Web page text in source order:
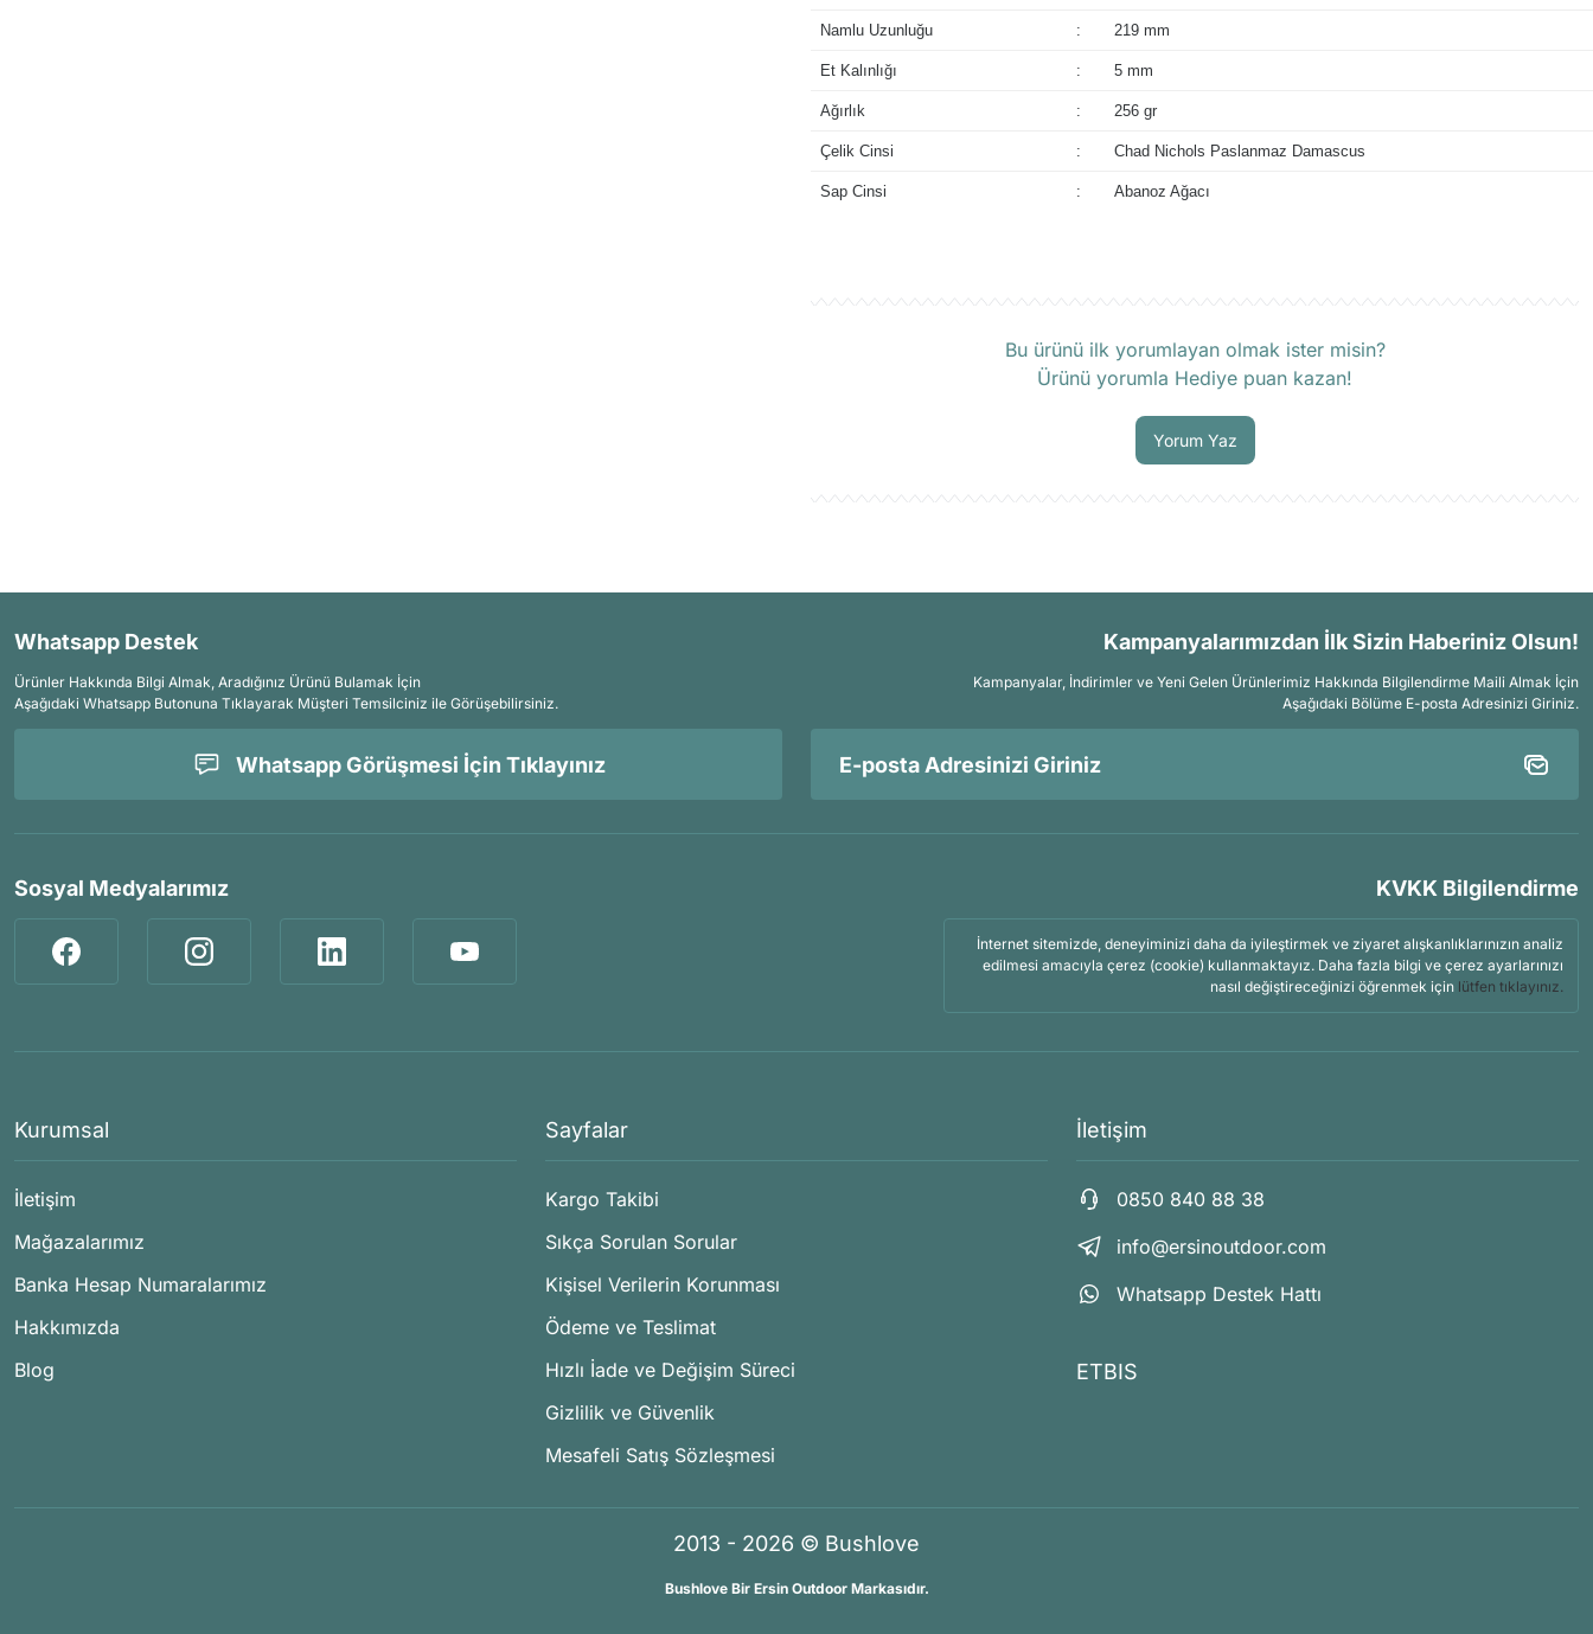
Namlu Uzunluğu : 219 mm
Et Kalınlığı : 5 mm
Ağırlık : 256 gr
Çelik Cinsi : Chad Nichols Paslanmaz Damascus
Sap Cinsi : Abanoz Ağacı
Bu ürünü ilk yorumlayan olmak ister misin?
Ürünü yorumla Hediye puan kazan!
Yorum Yaz
Whatsapp Destek
Ürünler Hakkında Bilgi Almak, Aradığınız Ürünü Bulamak İçin
Aşağıdaki Whatsapp Butonuna Tıklayarak Müşteri Temsilciniz ile Görüşebilirsiniz.
Whatsapp Görüşmesi İçin Tıklayınız
Kampanyalarımızdan İlk Sizin Haberiniz Olsun!
Kampanyalar, İndirimler ve Yeni Gelen Ürünlerimiz Hakkında Bilgilendirme Maili Almak İçin
Aşağıdaki Bölüme E-posta Adresinizi Giriniz.
Sosyal Medyalarımız KVKK Bilgilendirme
İnternet sitemizde, deneyiminizi daha da iyileştirmek ve ziyaret alışkanlıklarınızın analiz
edilmesi amacıyla çerez (cookie) kullanmaktayız. Daha fazla bilgi ve çerez ayarlarınızı
nasıl değiştireceğinizi öğrenmek için lütfen tıklayınız.
Kurumsal
İletişim
Mağazalarımız
Banka Hesap Numaralarımız
Hakkımızda
Blog
Sayfalar
Kargo Takibi
Sıkça Sorulan Sorular
Kişisel Verilerin Korunması
Ödeme ve Teslimat
Hızlı İade ve Değişim Süreci
Gizlilik ve Güvenlik
Mesafeli Satış Sözleşmesi
İletişim
0850 840 88 38
info@ersinoutdoor.com
Whatsapp Destek Hattı
ETBIS
2013 - 2026 © Bushlove
Bushlove Bir Ersin Outdoor Markasıdır.